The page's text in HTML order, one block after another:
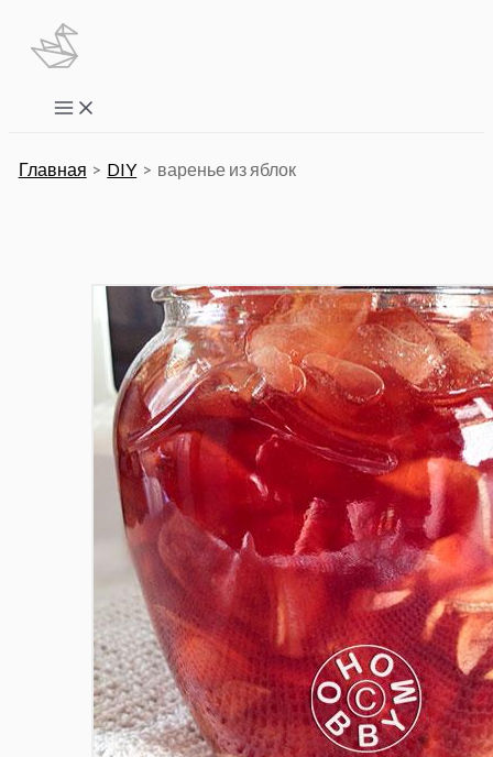
Перейти
содержимому
Main
Menu
Главная DIY варенье из яблок